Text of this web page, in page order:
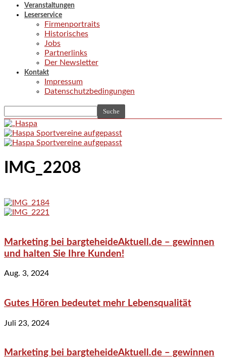
Veranstaltungen
Leserservice
Firmenportraits
Historisches
Jobs
Partnerlinks
Der Newsletter
Kontakt
Impressum
Datenschutzbedingungen
IMG_2208
Marketing bei bargteheideAktuell.de – gewinnen
und halten Sie Ihre Kunden!
Aug. 3, 2024
Gutes Hören bedeutet mehr Lebensqualität
Juli 23, 2024
Marketing bei bargteheideAktuell.de – gewinnen